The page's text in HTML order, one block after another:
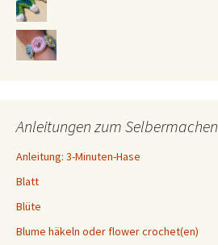
Anleitungen zum Selbermachen
Anleitung: 3-Minuten-Hase
Blatt
Blüte
Blume häkeln oder flower crochet(en)